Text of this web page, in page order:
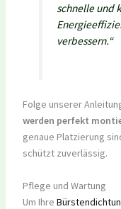
schnelle und
verbessern.“
Folge unserer
werden perfekt
genaue Platzierung
schützt zuverlässig.
Pflege und Wartung
Um Ihre